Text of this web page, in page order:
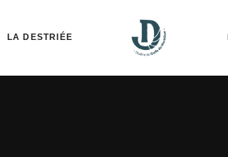
LA DESTRIÉE